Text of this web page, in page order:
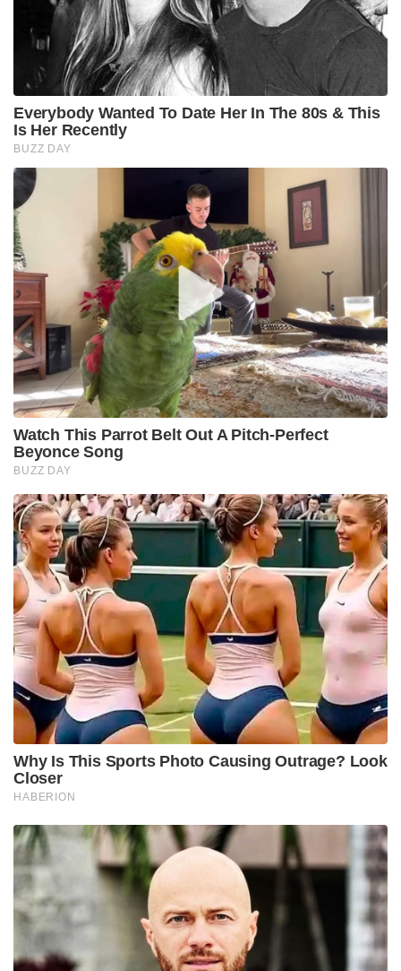
Everybody Wanted To Date Her In The 80s & This
Is Her Recently
BUZZ DAY
Watch This Parrot Belt Out A Pitch-Perfect
Beyonce Song
BUZZ DAY
Why Is This Sports Photo Causing Outrage? Look
Closer
HABERION